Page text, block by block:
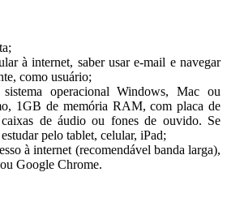
à internet, saber usar e-mail e navegar
como usuário;
operacional Windows, Mac ou
1GB de memória RAM, com placa de
de áudio ou fones de ouvido. Se
pelo tablet, celular, iPad;
à internet (recomendável banda larga),
Google Chrome.